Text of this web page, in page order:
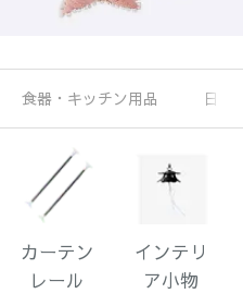
食器・キッチン用品 日常
カーテン
レール
インテリ
ア小物